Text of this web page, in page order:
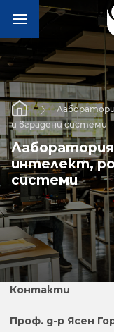
и вградени системи
интелект,
системи
Контакти
Проф. д-р Ясен